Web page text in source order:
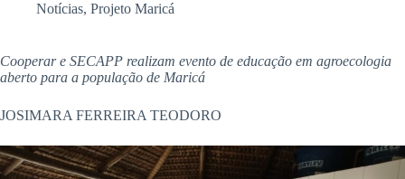
Notícias, Projeto Maricá
Cooperar e SECAPP realizam evento de educação em agroecologia
aberto para a população de Maricá
JOSIMARA FERREIRA TEODORO